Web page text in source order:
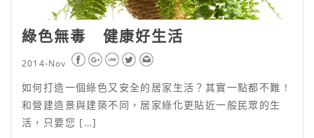
綠色無毒 健康好生活
2014-Nov
如何打造一個綠色又安全的居家生活？其實一點都不難 !
和營建造景與建築不同，居家綠化更貼近一般民眾的生
活，只要您 […]